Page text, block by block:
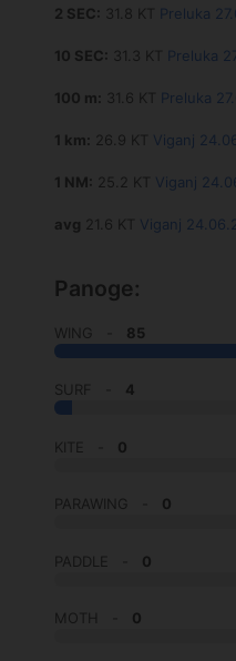
2 SEC: 31.8 KT Preluka
10 SEC: 31.3 KT Preluka
100 m: 31.6 KT Preluka
1 km: 26.9 KT Viganj
1 NM: 25.2 KT Viganj
avg 21.6 KT Viganj
Panoge:
WING - 85
SURF - 4
KITE - 0
PARAWING - 0
PADDLE - 0
MOTH - 0